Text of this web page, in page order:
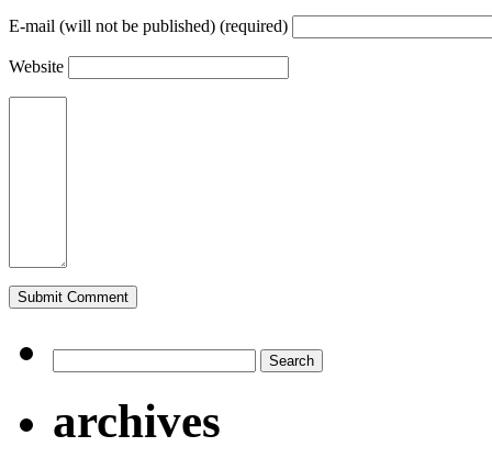
E-mail (will not be published) (required)
Website
archives